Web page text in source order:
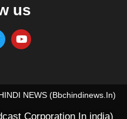
us
NEWS (bbchindinews.in)
Corporation In india)